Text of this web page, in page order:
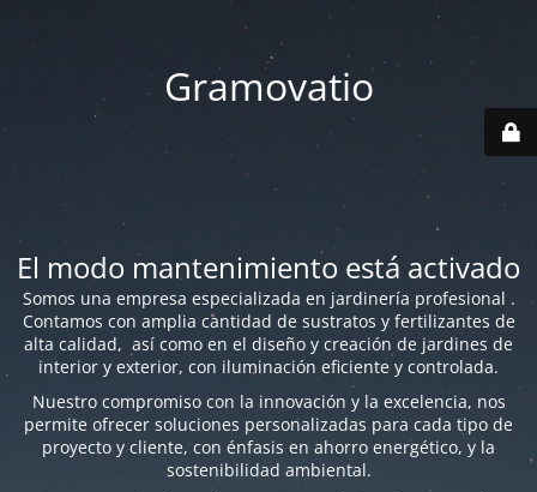
Gramovatio
El modo mantenimiento está activado
Somos una empresa especializada en jardinería profesional .
Contamos con amplia cantidad de sustratos y fertilizantes de
alta calidad, así como en el diseño y creación de jardines de
interior y exterior, con iluminación eficiente y controlada.
Nuestro compromiso con la innovación y la excelencia, nos
permite ofrecer soluciones personalizadas para cada tipo de
proyecto y cliente, con énfasis en ahorro energético, y la
sostenibilidad ambiental.